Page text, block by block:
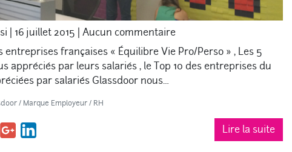
| 16 juillet 2015 | Aucun commentaire
entreprises françaises « Équilibre Vie Pro/Perso » , Les 5
appréciés par leurs salariés , le Top 10 des entreprises du
par salariés Glassdoor nous…
/ Marque Employeur/ RH
Lire la suite